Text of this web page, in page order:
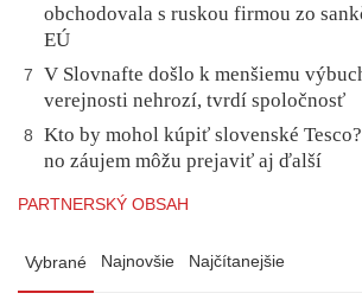
obchodovala s ruskou firmou zo
EÚ
7
V Slovnafte došlo k menšiemu
verejnosti nehrozí, tvrdí spoločnosť
8
Kto by mohol kúpiť slovenské
no záujem môžu prejaviť aj ďalší
PARTNERSKÝ OBSAH
Vybrané Najnovšie Najčítanejšie